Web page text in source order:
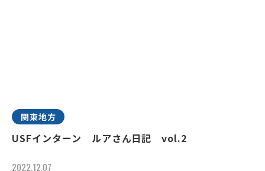
関東地方
USFインターン ルアさん日記 vol.2
2022.12.07